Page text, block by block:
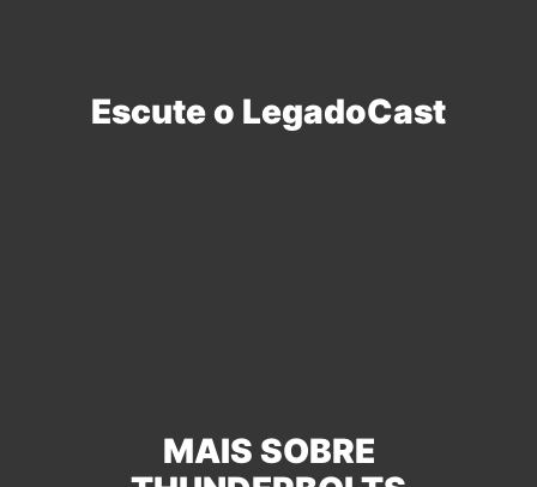
Escute o LegadoCast
MAIS SOBRE